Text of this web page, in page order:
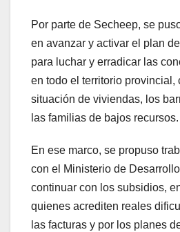
Por parte de Secheep, se
en avanzar y activar el plan
para luchar y erradicar las
en todo el territorio provincial,
situación de viviendas, los
las familias de bajos recursos.
En ese marco, se propuso
con el Ministerio de
continuar con los subsidios,
quienes acrediten reales
las facturas y por los planes